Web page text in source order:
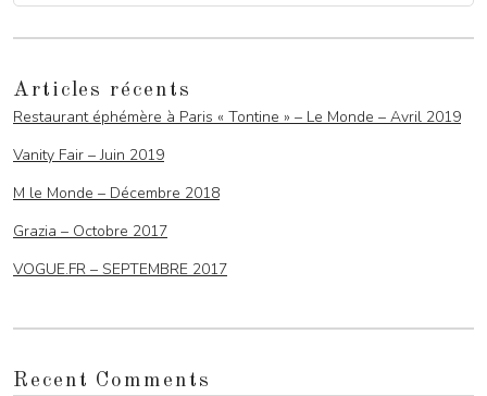
Articles récents
Restaurant éphémère à Paris « Tontine » – Le Monde – Avril 2019
Vanity Fair – Juin 2019
M le Monde – Décembre 2018
Grazia – Octobre 2017
VOGUE.FR – SEPTEMBRE 2017
Recent Comments